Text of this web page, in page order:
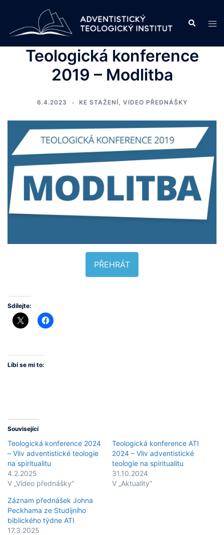
content
Search
Teologická konference
2019 – Modlitba
6.4.2023 KE STAŽENÍ, VIDEO PŘEDNÁŠKY
PŘEHRÁT
Sdílejte:
Líbí se mi to:
Související
Teologická konference 2024
– Vliv adventistické teologie
na spiritualitu
4.2.2025
V „Video přednášky“
Teologická konference ATI
2024 – Vliv adventistické
teologie na spiritualitu
31.10.2024
V „Aktuality“
Záznam přednášek Johna
Peckhama ze Studijního
biblického týdne ATI
17.3.2025